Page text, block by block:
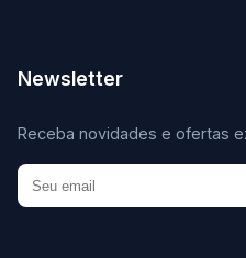
Newsletter
Receba novidades e ofertas